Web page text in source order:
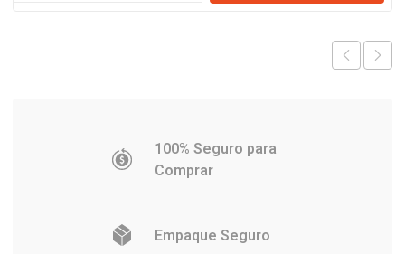
era:
es:
100% Seguro para
Comprar
Empaque Seguro